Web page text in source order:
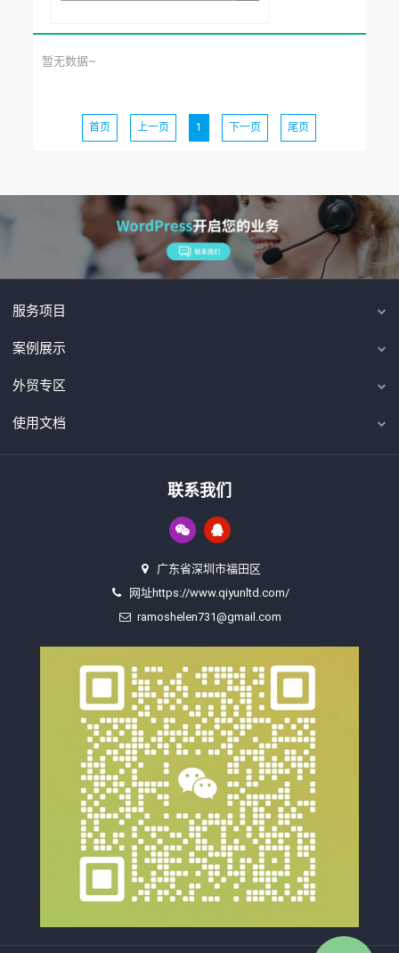
暂无数据~
首页 上一页 1 下一页 尾页
服务项目
案例展示
外贸专区
使用文档
联系我们
广东省深圳市福田区
网址https://www.qiyunltd.com/
ramoshelen731@gmail.com